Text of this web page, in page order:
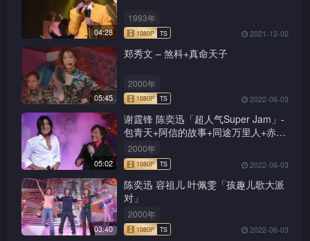
04:28
1993年
2021-12-02
05:45
郑秀文 – 煞科+真命天子
2000年
2022-06-03
05:02
谢霆锋 陈奕迅「超人气Super Jam」-
包青天+阿信的故事+同途万里人+赤的
疑惑+新鸳鸯蝴蝶梦+前程锦绣
2000年
2022-06-03
03:40
陈奕迅 容祖儿 叶佩雯「孩趣儿歌大派
对」
2000年
2022-06-03